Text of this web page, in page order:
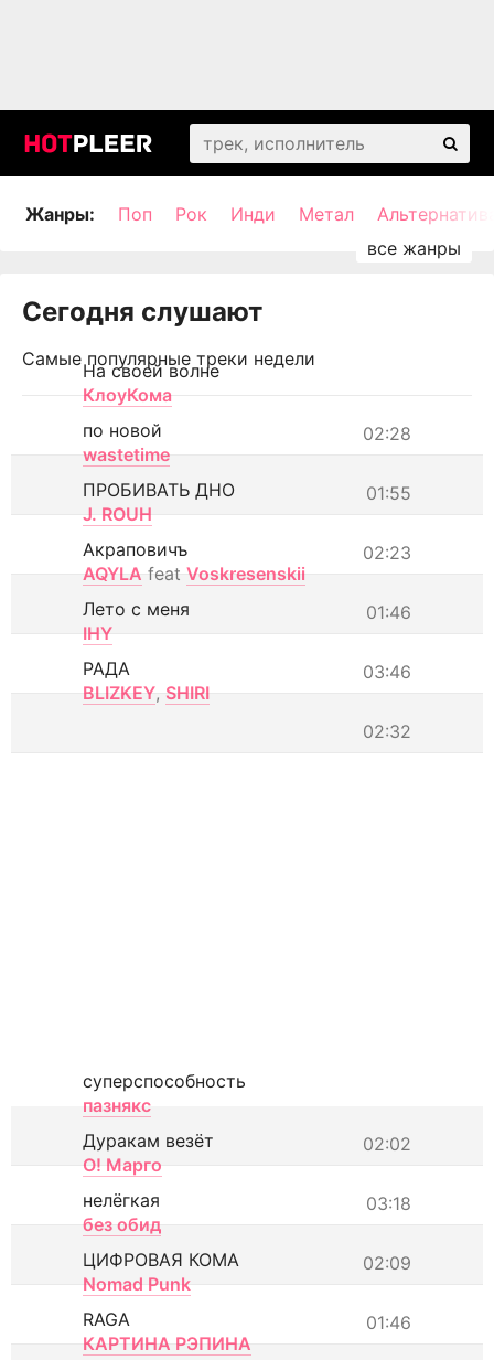
Жанры: Поп Рок Инди Метал
Сегодня слушают
Самые популярные треки недели
На своей волне
КлоуКома
02:28
по новой
wastetime
01:55
ПРОБИВАТЬ ДНО
J. ROUH
02:23
Акраповичъ
AQYLA feat Voskresenskii
01:46
Лето с меня
IHY
03:46
РАДА
BLIZKEY, SHIRI
02:32
суперспособность
пазнякс
02:02
Дуракам везёт
О! Марго
03:18
нелёгкая
без обид
02:09
ЦИФРОВАЯ КОМА
Nomad Punk
01:46
RAGA
КАРТИНА РЭПИНА